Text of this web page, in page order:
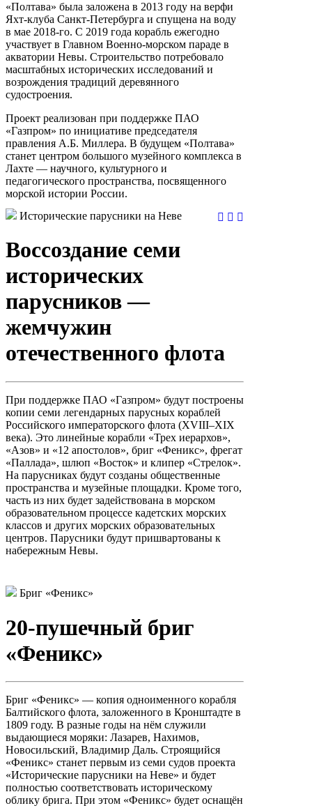
«Полтава» была заложена в 2013 году на верфи
Яхт-клуба Санкт-Петербурга и спущена на воду
в мае 2018-го. С 2019 года корабль ежегодно
участвует в Главном Военно-морском параде в
акватории Невы. Строительство потребовало
масштабных исторических исследований и
возрождения традиций деревянного
судостроения.
Проект реализован при поддержке ПАО
«Газпром» по инициативе председателя
правления А.Б. Миллера. В будущем «Полтава»
станет центром большого музейного комплекса в
Лахте — научного, культурного и
педагогического пространства, посвященного
морской истории России.
Исторические парусники на Неве
Воссоздание семи
исторических
парусников —
жемчужин
отечественного флота
При поддержке ПАО «Газпром» будут построены
копии семи легендарных парусных кораблей
Российского императорского флота (XVIII–XIX
века). Это линейные корабли «Трех иерархов»,
«Азов» и «12 апостолов», бриг «Феникс», фрегат
«Паллада», шлюп «Восток» и клипер «Стрелок».
На парусниках будут созданы общественные
пространства и музейные площадки. Кроме того,
часть из них будет задействована в морском
образовательном процессе кадетских морских
классов и других морских образовательных
центров. Парусники будут пришвартованы к
набережным Невы.
Бриг «Феникс»
20-пушечный бриг
«Феникс»
Бриг «Феникс» — копия одноименного корабля
Балтийского флота, заложенного в Кронштадте в
1809 году. В разные годы на нём служили
выдающиеся моряки: Лазарев, Нахимов,
Новосильский, Владимир Даль. Строящийся
«Феникс» станет первым из семи судов проекта
«Исторические парусники на Неве» и будет
полностью соответствовать историческому
облику брига. При этом «Феникс» будет оснащён